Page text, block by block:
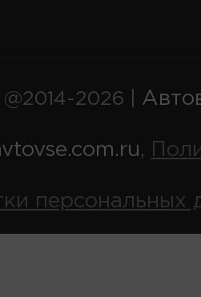
2026 |
,
персональных